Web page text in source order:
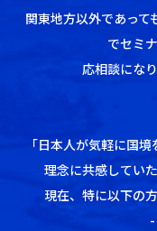
関東地方以外であっ
でセミ
応相談にな
「日本人が気軽に国
理念に共感してい
現在、特に以下の